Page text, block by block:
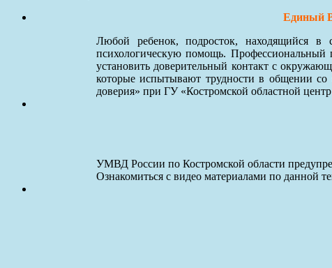
Единый
Любой ребенок, подросток, находящийся
психологическую помощь. Профессиональный
установить доверительный контакт с
которые испытывают трудности в общении
доверия» при ГУ «Костромской областной
УМВД России по Костромской области
Ознакомиться с видео материалами по данной